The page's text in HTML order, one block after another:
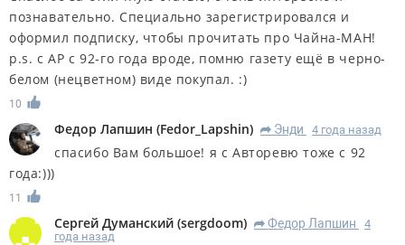
познавательно. Специально зарегистрировался и
оформил подписку, чтобы прочитать про Чайна-МАН!
p.s. с АР с 92-го года вроде, помню газету ещё в черно-
белом (нецветном) виде покупал. :)
10
Федор Лапшин (Fedor_Lapshin) R Энди 4 года назад
спасибо Вам большое! я с Авторевю тоже с 92
года:)))
11
Сергей Думанский (sergdoom) R Федор Лапшин
4
года назад